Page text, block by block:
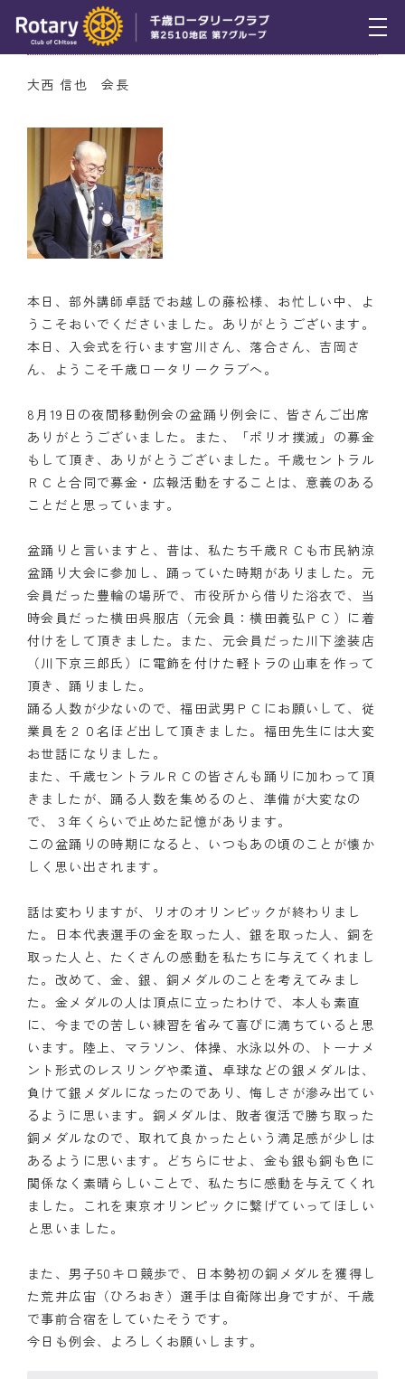
トピックス
活動報告
理事会報告
スケジュール
木曜会
組織図
クラブの歴史
歴代会長・幹事
例会場・事務局の案内
リンク集
情報公開
入会のご案内
8月25日（木） 会長挨拶
大西 信也 会長
本日、部外講師卓話でお越しの藤松様、お忙しい中、よ
うこそおいでくださいました。ありがとうございます。
本日、入会式を行います宮川さん、落合さん、吉岡さ
ん、ようこそ千歳ロータリークラブへ。
8月19日の夜間移動例会の盆踊り例会に、皆さんご出席
ありがとうございました。また、「ポリオ撲滅」の募金
もして頂き、ありがとうございました。千歳セントラル
ＲＣと合同で募金・広報活動をすることは、意義のある
ことだと思っています。
盆踊りと言いますと、昔は、私たち千歳ＲＣも市民納涼
盆踊り大会に参加し、踊っていた時期がありました。元
会員だった豊輪の場所で、市役所から借りた浴衣で、当
時会員だった横田呉服店（元会員：横田義弘ＰＣ）に着
付けをして頂きました。また、元会員だった川下塗装店
（川下京三郎氏）に電飾を付けた軽トラの山車を作って
頂き、踊りました。
踊る人数が少ないので、福田武男ＰＣにお願いして、従
業員を２０名ほど出して頂きました。福田先生には大変
お世話になりました。
また、千歳セントラルＲＣの皆さんも踊りに加わって頂
きましたが、踊る人数を集めるのと、準備が大変なの
で、３年くらいで止めた記憶があります。
この盆踊りの時期になると、いつもあの頃のことが懐か
しく思い出されます。
話は変わりますが、リオのオリンピックが終わりまし
た。日本代表選手の金を取った人、銀を取った人、銅を
取った人と、たくさんの感動を私たちに与えてくれまし
た。改めて、金、銀、銅メダルのことを考えてみまし
た。金メダルの人は頂点に立ったわけで、本人も素直
に、今までの苦しい練習を省みて喜びに満ちていると思
います。陸上、マラソン、体操、水泳以外の、トーナメ
ント形式のレスリングや柔道、 卓球などの銀メダルは、
負けて銀メダルになったのであり、悔しさが滲み出てい
るように思います。銅メダルは、敗者復活で勝ち取った
銅メダルなので、取れて良かったという満足感が少しは
あるように思います。どちらにせよ、金も銀も銅も色に
関係なく素晴らしいことで、私たちに感動を与えてくれ
ました。これを東京オリンピックに繋げていってほしい
と思いました。
また、男子50キロ競歩で、日本勢初の銅メダルを獲得し
た荒井広宙（ひろおき）選手は自衛隊出身ですが、千歳
で事前合宿をしていたそうです。
今日も例会、よろしくお願いします。